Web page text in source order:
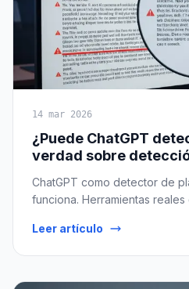
14 mar 2026
¿Puede ChatGPT
verdad sobre
ChatGPT como detector de
funciona. Herramientas
futuro de la detección en
Leer artículo